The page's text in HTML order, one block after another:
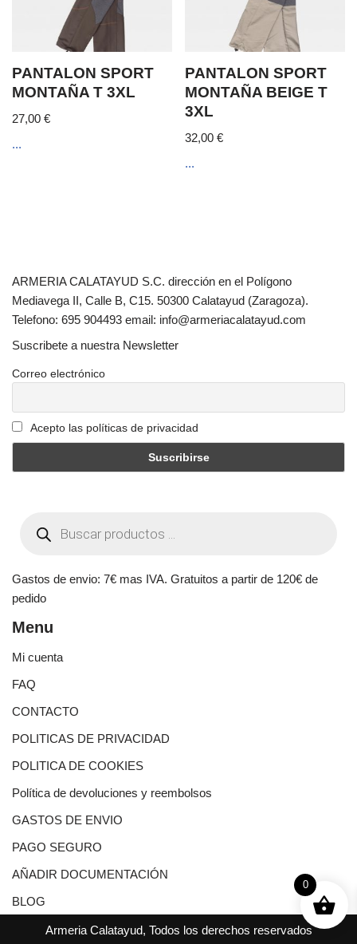
PANTALON SPORT
MONTAÑA T 3XL
27,00 €
...
PANTALON SPORT
MONTAÑA BEIGE T
3XL
32,00€
...
ARMERIA CALATAYUD S.C. dirección en el Polígono
Mediavega II, Calle B, C15. 50300 Calatayud (Zaragoza).
Telefono: 695 904493 email: info@armeriacalatayud.com
Suscribete a nuestra Newsletter
Correo electrónico
Acepto las políticas de privacidad
Gastos de envio: 7€ mas IVA. Gratuitos a partir de 120€ de
pedido
Menu
Mi cuenta
FAQ
CONTACTO
POLITICAS DE PRIVACIDAD
POLITICA DE COOKIES
Política de devoluciones y reembolsos
GASTOS DE ENVIO
PAGO SEGURO
AÑADIR DOCUMENTACIÓN
BLOG
Armeria Calatayud, Todos los derechos reservados
0